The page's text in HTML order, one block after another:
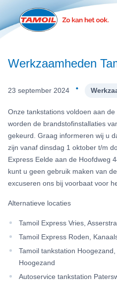
Ga naar hoofdinhoud
Werkzaamheden
23 september 2024 ·
Onze tankstations voldoen aan
worden de brandstofinstallaties
gekeurd. Graag informeren wij u
zijn vanaf dinsdag 1 oktober t/m
Express Eelde aan de Hoofdweg
kunt u geen gebruik maken van
excuseren ons bij voorbaat voor
Alternatieve locaties
Tamoil Express Vries,
Tamoil Express Roden,
Tamoil tankstation
Hoogezand
Autoservice tankstation